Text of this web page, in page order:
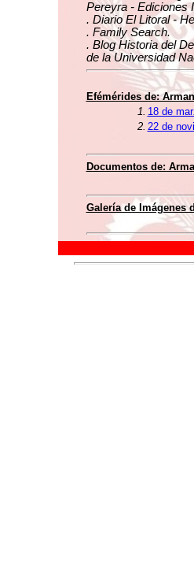
Pereyra - Ediciones
. Diario El Litoral -
. Family Search.
. Blog Historia del
de la Universidad
Efémérides de:
1. 18 de
2. 22 de
Documentos de:
Galería de Imágenes